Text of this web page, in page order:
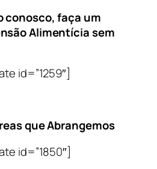
conosco, faça um
Alimentícia sem
id=”1259″]
que Abrangemos
id=”1850″]